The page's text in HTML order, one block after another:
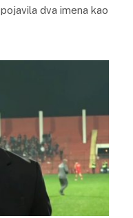
dva imena kao